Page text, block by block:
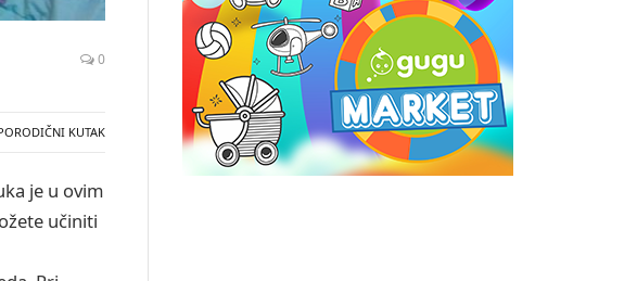
0
KUTAK
je u ovim
učiniti